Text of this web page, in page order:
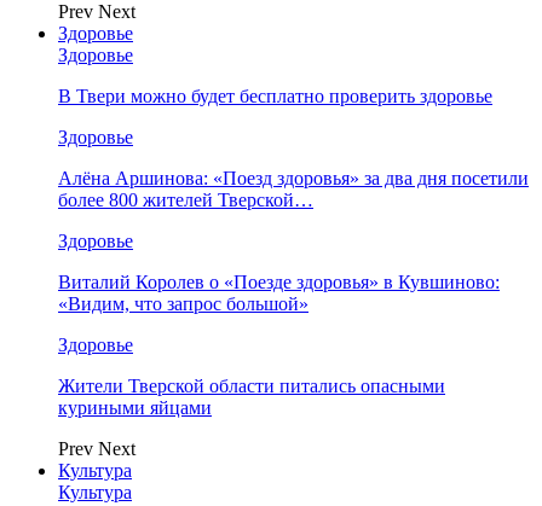
Prev Next
Здоровье
Здоровье
В Твери можно будет бесплатно проверить здоровье
Здоровье
Алёна Аршинова: «Поезд здоровья» за два дня посетили
более 800 жителей Тверской…
Здоровье
Виталий Королев о «Поезде здоровья» в Кувшиново:
«Видим, что запрос большой»
Здоровье
Жители Тверской области питались опасными
куриными яйцами
Prev Next
Культура
Культура